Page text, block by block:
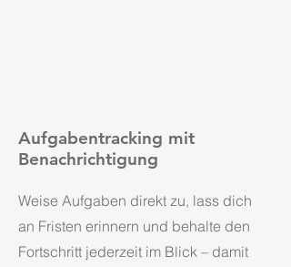
Aufgabentracking mit
Benachrichtigung
Weise Aufgaben direkt zu, lass dich
an Fristen erinnern und behalte den
Fortschritt jederzeit im Blick – damit